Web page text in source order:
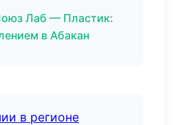
Лаб — Пластик:
в Абакан
в регионе